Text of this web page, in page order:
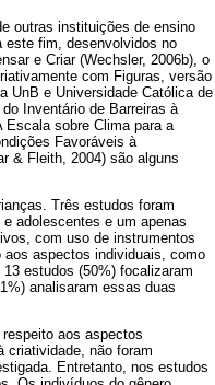
outras instituições de ensino
este fim, desenvolvidos no
e Criar (Wechsler, 2006b), o
com Figuras, versão
UnB e Universidade Católica de
Inventário de Barreiras à
sobre Clima para a
Favoráveis à
& Fleith, 2004) são alguns
Três estudos foram
adolescentes e um apenas
com uso de instrumentos
aspectos individuais, como
estudos (50%) focalizaram
analisaram essas duas
aos aspectos
criatividade, não foram
Entretanto, nos estudos